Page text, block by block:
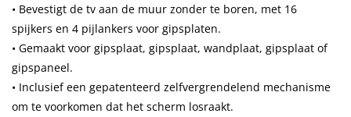
• Bevestigt de tv aan de muur zonder te boren, met 16
spijkers en 4 pijlankers voor gipsplaten.
• Gemaakt voor gipsplaat, gipsplaat, wandplaat, gipsplaat of
gipspaneel.
• Inclusief een gepatenteerd zelfvergrendelend mechanisme
om te voorkomen dat het scherm losraakt.